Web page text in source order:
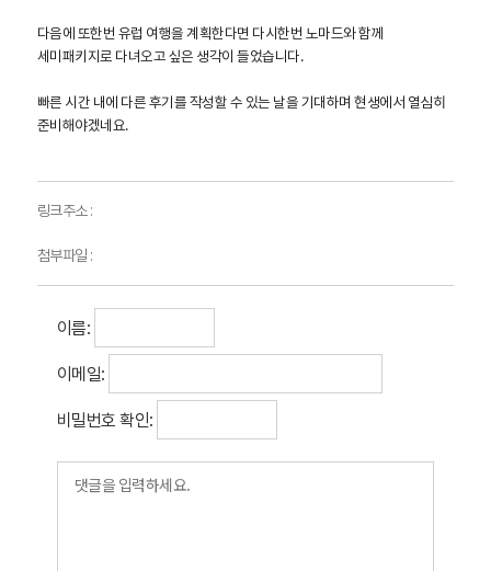
다음에 또한번 유럽 여행을 계획한다면 다시한번 노마드와 함께
세미패키지로 다녀오고 싶은 생각이 들었습니다.
빠른 시간 내에 다른 후기를 작성할 수 있는 날을 기대하며 현생에서 열심히
준비해야겠네요.
링크주소 :
첨부파일 :
이름:
이메일:
비밀번호 확인: